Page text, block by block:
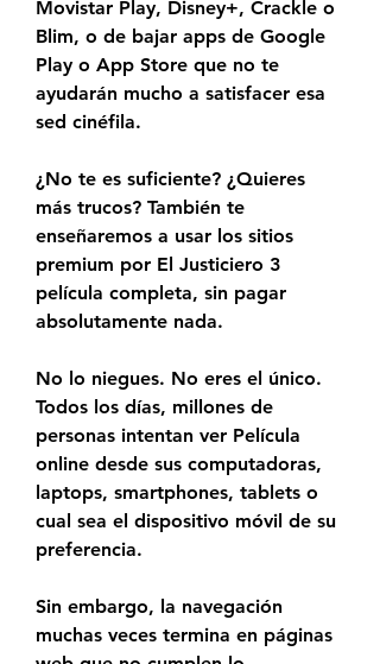
Movistar Play, Disney+, Crackle o
Blim, o de bajar apps de Google
Play o App Store que no te
ayudarán mucho a satisfacer esa
sed cinéfila.
¿No te es suficiente? ¿Quieres
más trucos? También te
enseñaremos a usar los sitios
premium por El Justiciero 3
película completa, sin pagar
absolutamente nada.
No lo niegues. No eres el único.
Todos los días, millones de
personas intentan ver Película
online desde sus computadoras,
laptops, smartphones, tablets o
cual sea el dispositivo móvil de su
preferencia.
Sin embargo, la navegación
muchas veces termina en páginas